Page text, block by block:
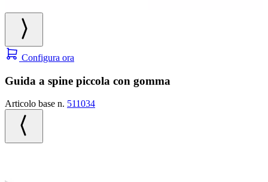
Configura ora
Guida a spine piccola con gomma
Articolo base n. 511034